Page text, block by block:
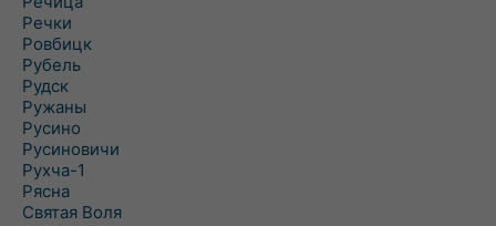
Речки
Ровбицк
Рубель
Рудск
Ружаны
Русино
Русиновичи
Рухча-1
Рясна
Святая Воля